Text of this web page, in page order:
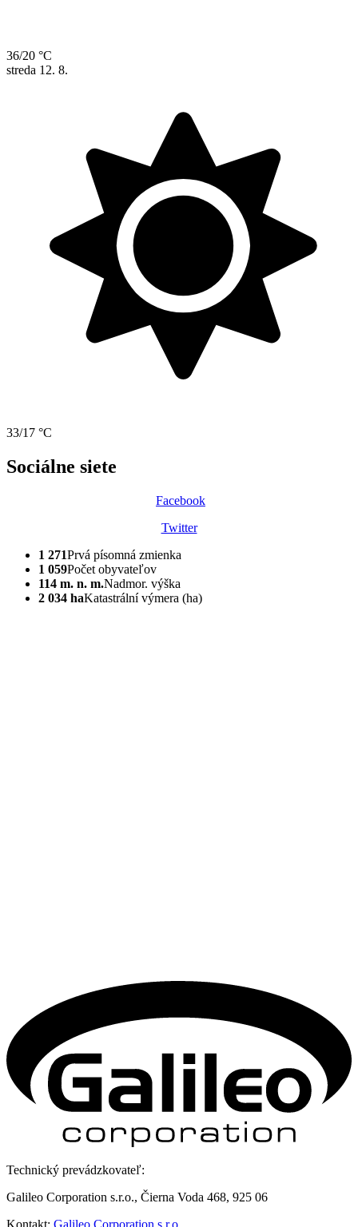
36/20 °C
streda 12. 8.
33/17 °C
Sociálne siete
Facebook
Twitter
1 271Prvá písomná zmienka
1 059Počet obyvateľov
114 m. n. m.Nadmor. výška
2 034 haKatastrální výmera (ha)
Technický prevádzkovateľ:
Galileo Corporation s.r.o., Čierna Voda 468, 925 06
Kontakt: Galileo Corporation s.r.o.